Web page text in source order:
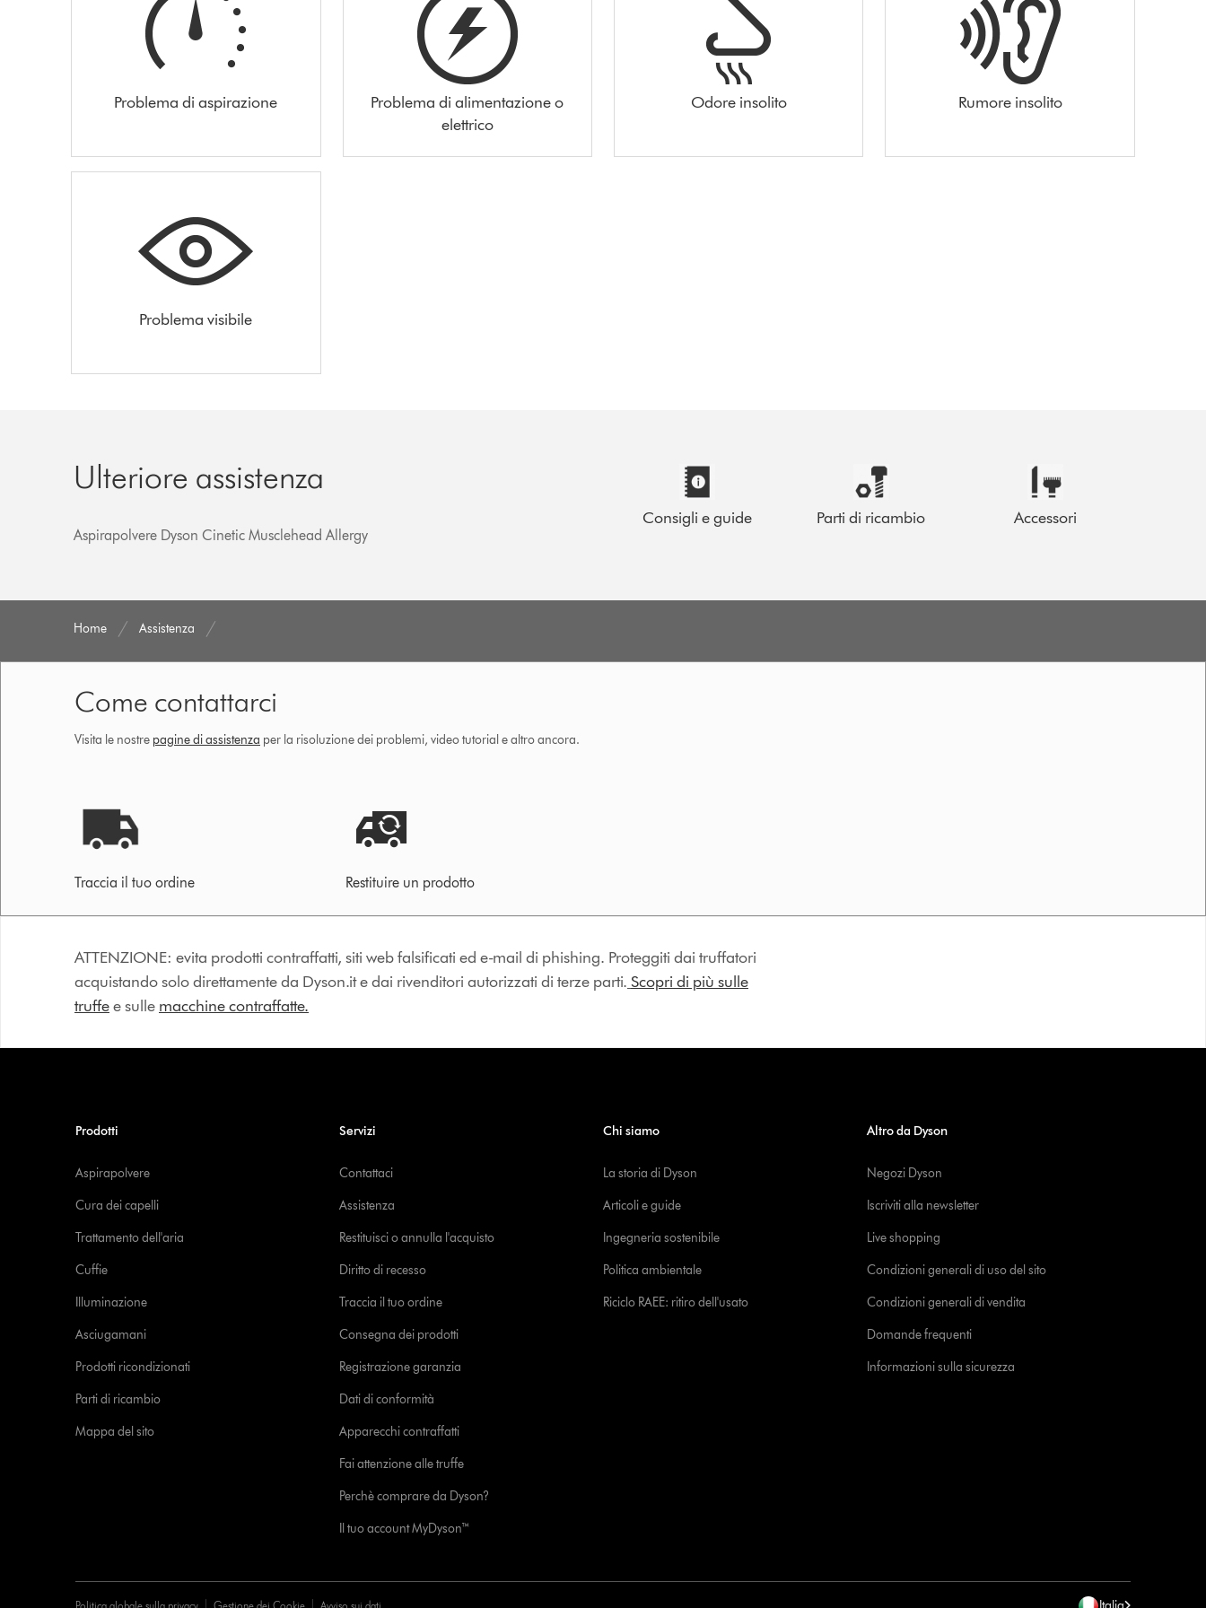
Problema di aspirazione
Problema di alimentazione o
elettrico
Odore insolito Rumore insolito
Problema visibile
Ulteriore assistenza
Aspirapolvere Dyson Cinetic Musclehead Allergy
Consigli e guide Parti di ricambio Accessori
Home Assistenza
Come contattarci
Visita le nostre pagine di assistenza per la risoluzione dei problemi, video tutorial e altro ancora.
Traccia il tuo ordine Restituire un prodotto
ATTENZIONE: evita prodotti contraffatti, siti web falsificati ed e-mail di phishing. Proteggiti dai truffatori
acquistando solo direttamente da Dyson.it e dai rivenditori autorizzati di terze parti. Scopri di più sulle
truffee sulle macchine contraffatte.
Prodotti
Aspirapolvere
Cura dei capelli
Trattamento dell'aria
Cuffie
Illuminazione
Asciugamani
Prodotti ricondizionati
Parti di ricambio
Mappa del sito
Servizi
Contattaci
Assistenza
Restituisci o annulla l'acquisto
Diritto di recesso
Traccia il tuo ordine
Consegna dei prodotti
Registrazione garanzia
Dati di conformità
Apparecchi contraffatti
Fai attenzione alle truffe
Perchè comprare da Dyson?
Il tuo account MyDyson™
Chi siamo
La storia di Dyson
Articoli e guide
Ingegneria sostenibile
Politica ambientale
Riciclo RAEE: ritiro dell'usato
Altro da Dyson
Negozi Dyson
Iscriviti alla newsletter
Live shopping
Condizioni generali di uso del sito
Condizioni generali di vendita
Domande frequenti
Informazioni sulla sicurezza